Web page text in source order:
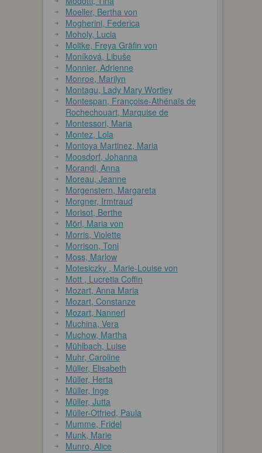
Moeller, Bertha von
Mogherini, Federica
Moholy, Lucia
Moltke, Freya Gräfin von
Moníková, Libuše
Monnier, Adrienne
Monroe, Marilyn
Montagu, Lady Mary Wortley
Montespan, Françoise-Athénaïs de
Rochechouart, Marquise de
Montessori, Maria
Montez, Lola
Montoya Martinez, Maria
Moosdorf, Johanna
Morandi, Anna
Moreau, Jeanne
Morgenstern, Margareta
Morgner, Irmtraud
Morisot, Berthe
Mörl, Maria von
Morris, Violette
Morrison, Toni
Moss, Marlow
Motesiczky , Marie-Louise von
Mott , Lucretia Coffin
Mozart, Anna Maria
Mozart, Constanze
Mozart, Nannerl
Muchina, Vera
Muchow, Martha
Mühlbach, Luise
Muhr, Caroline
Müller, Elisabeth
Müller, Herta
Müller, Inge
Müller, Jutta
Müller-Otfried, Paula
Mumme, Fridel
Munk, Marie
Munro, Alice